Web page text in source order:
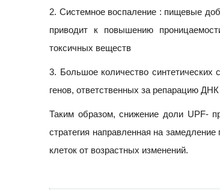
2. Системное воспаление : пищевые
приводит к повышению
токсичных веществ
3. Большое количество синтетических
генов, ответственных за репарацию
Таким образом, снижение доли UPF-
стратегия направленная на
клеток от возрастных изменений.